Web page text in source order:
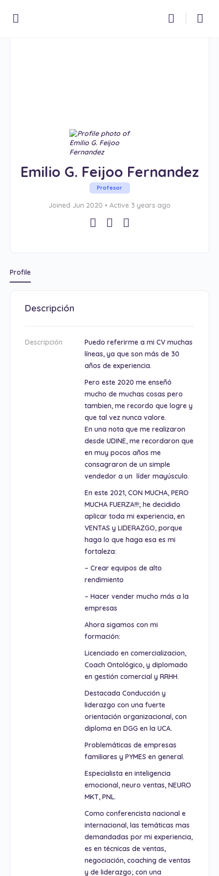
Emilio G. Feijoo Fernandez
Profesor
Joined Jun 2020 • Active 3 years ago
Profile
Descripción
Descripción
Puedo referirme a mi CV muchas
líneas, ya que son más de 30
años de experiencia.
Pero este 2020 me enseñó
mucho de muchas cosas pero
tambien, me recordo que logre y
que tal vez nunca valore.
En una nota que me realizaron
desde UDINE, me recordaron que
en muy pocos años me
consagraron de un simple
vendedor a un líder mayúsculo.
En este 2021, CON MUCHA, PERO
MUCHA FUERZA!!!; he decidido
aplicar toda mi experiencia, en
VENTAS y LIDERAZGO, porque
haga lo que haga esa es mi
fortaleza:
– Crear equipos de alto
rendimiento
– Hacer vender mucho más a la
empresas
Ahora sigamos con mi
formación:
Licenciado en comercializacion,
Coach Ontológico, y diplomado
en gestión comercial y RRHH.
Destacada Conducción y
liderazgo con una fuerte
orientación organizacional, con
diploma en DGG en la UCA.
Problemáticas de empresas
familiares y PYMES en general.
Especialista en inteligencia
emocional, neuro ventas, NEURO
MKT, PNL.
Como conferencista nacional e
internacional, las temáticas mas
demandadas por mi experiencia,
es en técnicas de ventas,
negociación, coaching de ventas
y de liderazgo; con una